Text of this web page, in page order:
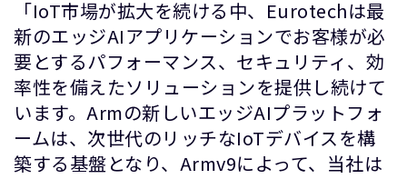
「IoT市場が拡大を続ける中、Eurotechは最
新のエッジAIアプリケーションでお客様が必
要とするパフォーマンス、セキュリティ、効
率性を備えたソリューションを提供し続けて
います。Armの新しいエッジAIプラットフォ
ームは、次世代のリッチなIoTデバイスを構
築する基盤となり、Armv9によって、当社は